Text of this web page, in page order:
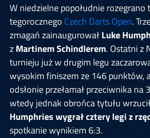
W niedzielne popołudnie rozegrano
tegorocznego Czech Darts Open.
zmagań zainaugurowałLuke
zMartinem Schindlerem. Ostatni z
turnieju już w drugim legu
wysokim finiszem ze 146 punktów,
odsłonie przełamał przeciwnika na
wtedy jednak obrońca tytułu
Humphries wygrał cztery legi z
spotkanie wynikiem 6:3.